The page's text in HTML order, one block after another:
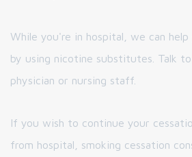
While you're in hospital, we can help
by using nicotine substitutes. Talk
physician or nursing staff.
If you wish to continue your
from hospital, smoking cessation